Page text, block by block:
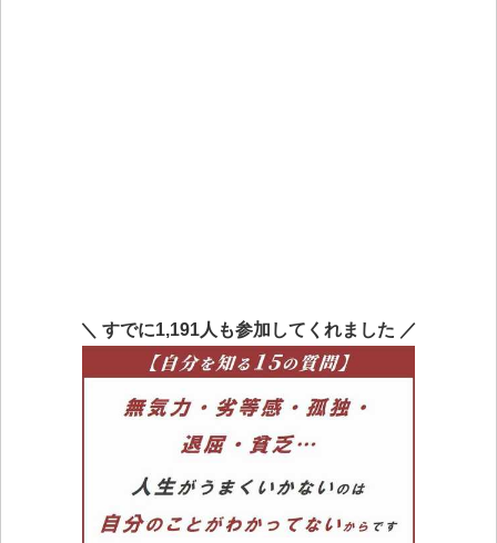
＼ すでに1,191人も参加してくれました ／